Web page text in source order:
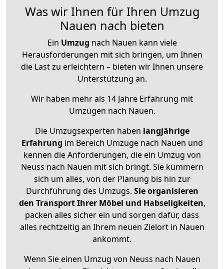
Was wir Ihnen für Ihren Umzug
Nauen nach bieten
Ein Umzug nach Nauen kann viele
Herausforderungen mit sich bringen, um Ihnen
die Last zu erleichtern – bieten wir Ihnen unsere
Unterstützung an.
Wir haben mehr als 14 Jahre Erfahrung mit
Umzügen nach Nauen.
Die Umzugsexperten haben langjährige
Erfahrung im Bereich Umzüge nach Nauen und
kennen die Anforderungen, die ein Umzug von
Neuss nach Nauen mit sich bringt. Sie kümmern
sich um alles, von der Planung bis hin zur
Durchführung des Umzugs. Sie organisieren
den Transport Ihrer Möbel und Habseligkeiten,
packen alles sicher ein und sorgen dafür, dass
alles rechtzeitig an Ihrem neuen Zielort in Nauen
ankommt.
Wenn Sie einen Umzug von Neuss nach Nauen